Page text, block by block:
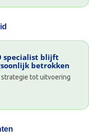
specialist blijft
betrokken
strategie tot uitvoering